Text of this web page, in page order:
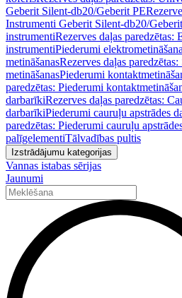
Geberit Silent-db20/Geberit PE
Instrumenti Geberit Silent-db20/
instrumentiRezerves daļas paredzētas:
instrumentiPiederumi
metināšanasRezerves daļas
metināšanasPiederumi
paredzētas: Piederumi
darbarīkiRezerves daļas paredzētas:
darbarīkiPiederumi cauruļu apstrādes
paredzētas: Piederumi cauruļu
palīgelementiTālvadības pultis
Izstrādājumu kategorijas
Vannas istabas sērijas
Jaunumi